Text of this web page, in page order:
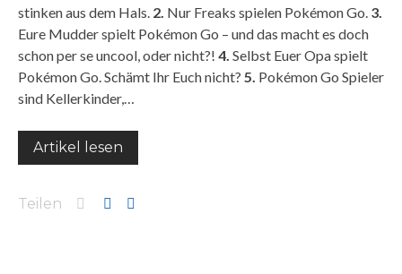
stinken aus dem Hals. 2. Nur Freaks spielen Pokémon Go. 3.
Eure Mudder spielt Pokémon Go – und das macht es doch
schon per se uncool, oder nicht?! 4. Selbst Euer Opa spielt
Pokémon Go. Schämt Ihr Euch nicht? 5. Pokémon Go Spieler
sind Kellerkinder,…
Artikel lesen
Teilen